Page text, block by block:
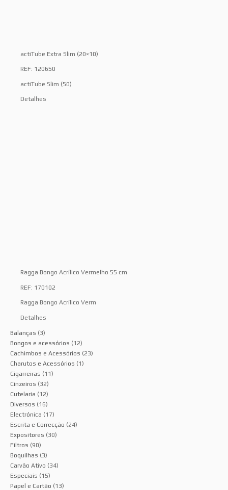
actiTube Extra Slim (20×10)
REF: 120650
actiTube Slim (50)
Detalhes
Ragga Bongo Acrílico Vermelho 55 cm
REF: 170102
Ragga Bongo Acrílico Verm
Detalhes
Balanças (3)
Bongos e acessórios (12)
Cachimbos e Acessórios (23)
Charutos e Acessórios (1)
Cigarreiras (11)
Cinzeiros (32)
Cutelaria (12)
Diversos (16)
Electrónica (17)
Escrita e Correcção (24)
Expositores (30)
Filtros (90)
Boquilhas (3)
Carvão Ativo (34)
Especiais (15)
Papel e Cartão (13)